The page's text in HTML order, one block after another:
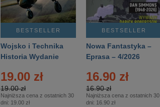
BESTSELLER
Wojsko i Technika
Historia Wydanie
– 2/2026
19.00 zł
19.00 zł
Najniższa cena z ostatnich 30
dni: 19.00 zł
BESTSELLER
Nowa Fantastyka –
Eprasa – 4/2026
16.90 zł
16.90 zł
Najniższa cena z ostatnich 30
dni: 16.90 zł